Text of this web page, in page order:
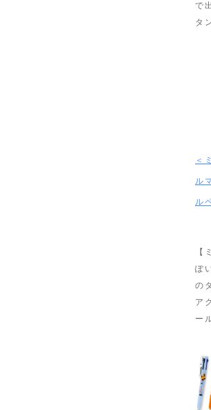
で
タ
＜
ル
ル
【
ぽ
の
ア
ー